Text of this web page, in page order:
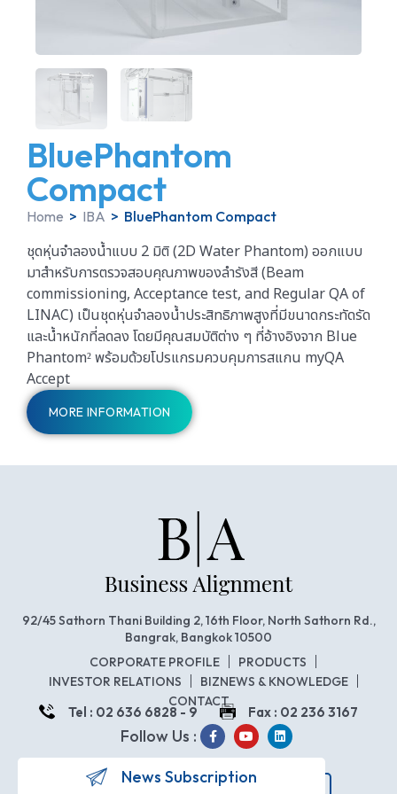
BluePhantom
Compact
Home > IBA > BluePhantom Compact
ชุดหุ่นจำลองน้ำแบบ 2 มิติ (2D Water Phantom) ออกแบบ
มาสำหรับการตรวจสอบคุณภาพของลำรังสี (Beam
commissioning, Acceptance test, and Regular QA of
LINAC) เป็นชุดหุ่นจำลองน้ำประสิทธิภาพสูงที่มีขนาดกระทัดรัด
และน้ำหนักที่ลดลง โดยมีคุณสมบัติต่าง ๆ ที่อ้างอิงจาก Blue
Phantom² พร้อมด้วยโปรแกรมควบคุมการสแกน myQA
Accept
MORE INFORMATION
92/45 Sathorn Thani Building 2, 16th Floor, North Sathorn Rd.,
Bangrak, Bangkok 10500
CORPORATE PROFILE
PRODUCTS
INVESTOR RELATIONS
BIZNEWS & KNOWLEDGE
CONTACT
Tel : 02 636 6828 - 9 Fax : 02 236 3167
Follow Us :
News Subscription